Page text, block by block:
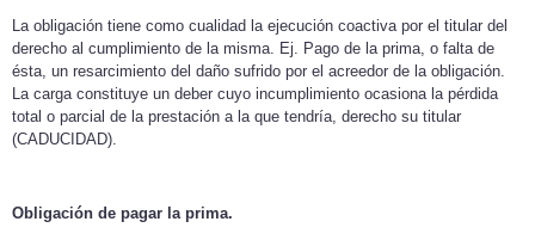
La obligación tiene como cualidad la ejecución coactiva por el titular del
derecho al cumplimiento de la misma. Ej. Pago de la prima, o falta de
ésta, un resarcimiento del daño sufrido por el acreedor de la obligación.
La carga constituye un deber cuyo incumplimiento ocasiona la pérdida
total o parcial de la prestación a la que tendría, derecho su titular
(CADUCIDAD).
Obligación de pagar la prima.